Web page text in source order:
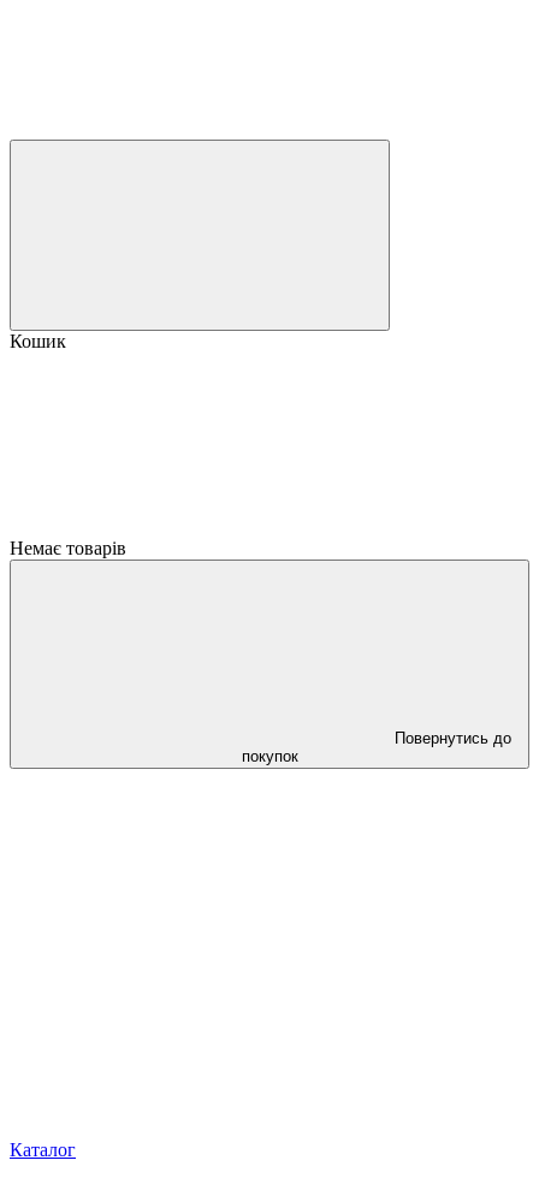
Кошик
Немає товарів
Повернутись до
покупок
Каталог